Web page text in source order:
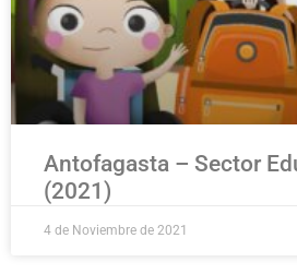
Antofagasta – Sector
(2021)
4 de Noviembre de 2021